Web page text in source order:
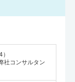
社コンサルタン